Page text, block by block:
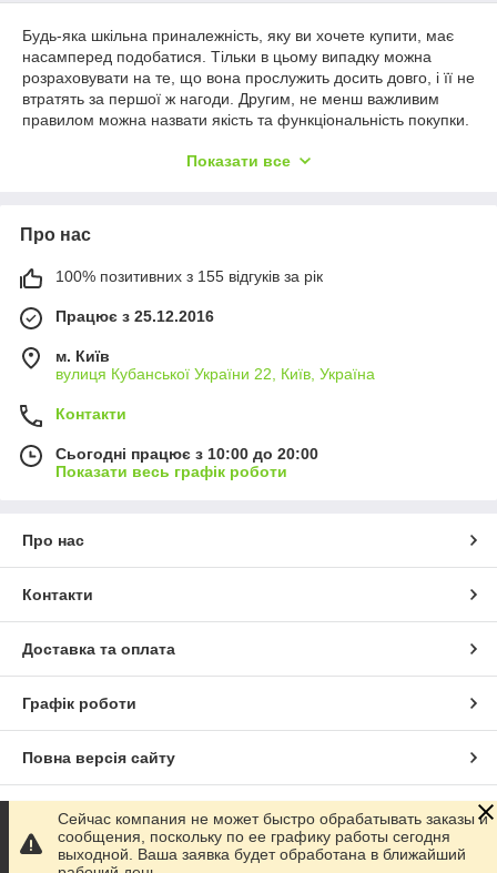
Будь-яка шкільна приналежність, яку ви хочете купити, має
насамперед подобатися. Тільки в цьому випадку можна
розраховувати на те, що вона прослужить досить довго, і її не
втратять за першої ж нагоди. Другим, не менш важливим
правилом можна назвати якість та функціональність покупки.
товарів по всій Україні. Для цього потрібно вибрати компанію
Показати все
Про нас
100% позитивних з 155 відгуків за рік
Працює з 25.12.2016
м. Київ
вулиця Кубанської України 22, Київ, Україна
Контакти
Сьогодні працює з 10:00 до 20:00
Показати весь графік роботи
Про нас
Контакти
Доставка та оплата
Графік роботи
Повна версія сайту
Сайт створено на маркетплейсі Prom.ua
Політика конфіденційності
Сейчас компания не может быстро обрабатывать заказы и
сообщения, поскольку по ее графику работы сегодня
выходной. Ваша заявка будет обработана в ближайший